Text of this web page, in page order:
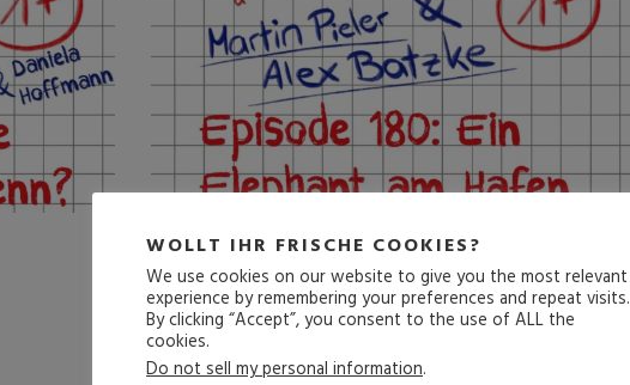
5. September 2024
#180 EIN ELEPHANT AM
HAFEN
WOLLT IHR FRISCHE COOKIES?
We use cookies on our website to give you the most relevant
experience by remembering your preferences and repeat visits.
By clicking “Accept”, you consent to the use of ALL the
cookies.
Do not sell my personal information.